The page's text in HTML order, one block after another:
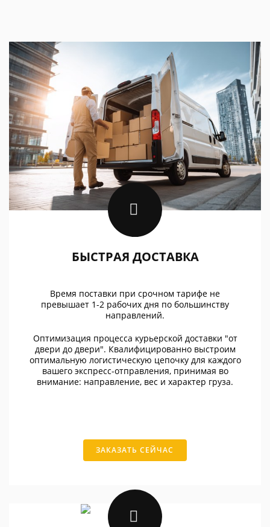
БЫСТРАЯ ДОСТАВКА
Время поставки при срочном тарифе не
превышает 1-2 рабочих дня по большинству
направлений.
Оптимизация процесса курьерской доставки "от
двери до двери". Квалифицированно выстроим
оптимальную логистическую цепочку для каждого
вашего экспресс-отправления, принимая во
внимание: направление, вес и характер груза.
ЗАКАЗАТЬ СЕЙЧАС